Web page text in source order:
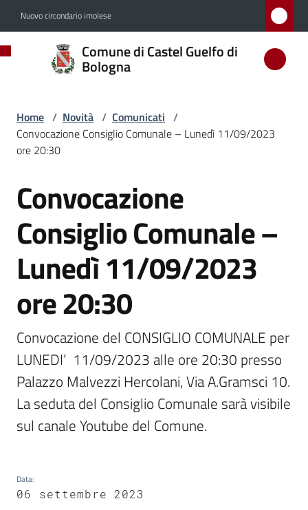
Nuovo circondario imolese
Comune di Castel Guelfo di
Bologna
Comune
di
Guelfo
di
Amministrazione
Novità
Menu selezionato
Servizi
Vivere
Castel
Guelfo
online
Home / Novità / Comunicati /
Convocazione Consiglio Comunale – Lunedì 11/09/2023
ore 20:30
Salta al contenuto
Convocazione
Consiglio Comunale –
Lunedì 11/09/2023
ore 20:30
Convocazione del CONSIGLIO COMUNALE per
LUNEDI’  11/09/2023 alle ore 20:30 presso
Palazzo Malvezzi Hercolani, Via A.Gramsci 10.
La seduta del Consiglio Comunale sarà visibile
sul canale Youtube del Comune.
Data:
06 settembre 2023